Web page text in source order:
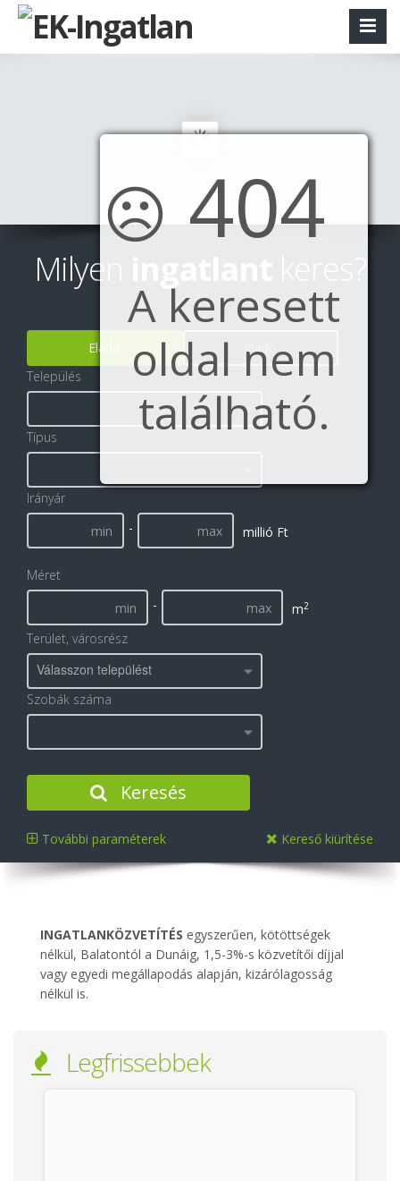
☹ 404
A keresett
oldal nem
található.
Milyen
Eladó
Kiadó
Település
Típus
Irányár
-
millió Ft
Méret
-
m2
Terület, városrész
Válasszon települést
Szobák száma
Keresés
További paraméterek Kereső kiürítése
INGATLANKÖZVETÍTÉS egyszerűen, kötöttségek
nélkül, Balatontól a Dunáig, 1,5-3%-s közvetítői díjjal
vagy egyedi megállapodás alapján, kizárólagosság
nélkül is.
Legfrissebbek